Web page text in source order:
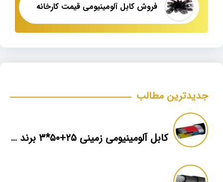
فروش کابل آلومینیومی قیمت کارخانه
جدیدترین مطالب
کابل آلومینیومی زمینی ۲۵+۵۰*۳ برند ماهان